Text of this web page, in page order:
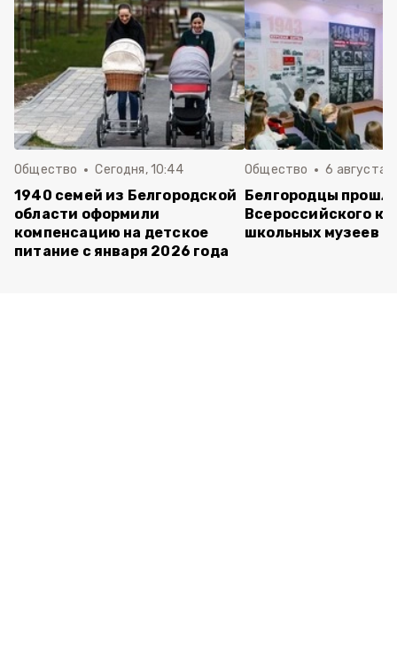
Общество Сегодня, 10:44
1940 семей из Белгородской
области оформили
компенсацию на детское
питание с января 2026 года
Общество 6 августа ,
Белгородцы
Всероссийского
школьных музеев